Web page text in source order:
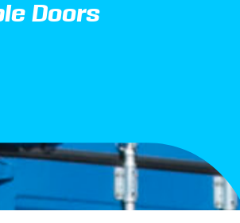
Doors